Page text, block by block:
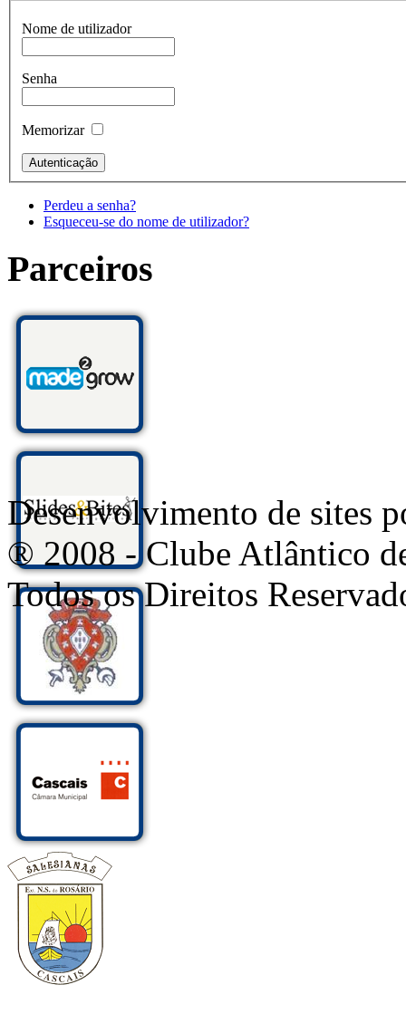
Nome de utilizador
Senha
Memorizar
Perdeu a senha?
Esqueceu-se do nome de utilizador?
Parceiros
Desenvolvimento de sites
® 2008 - Clube Atlântico
Todos os Direitos